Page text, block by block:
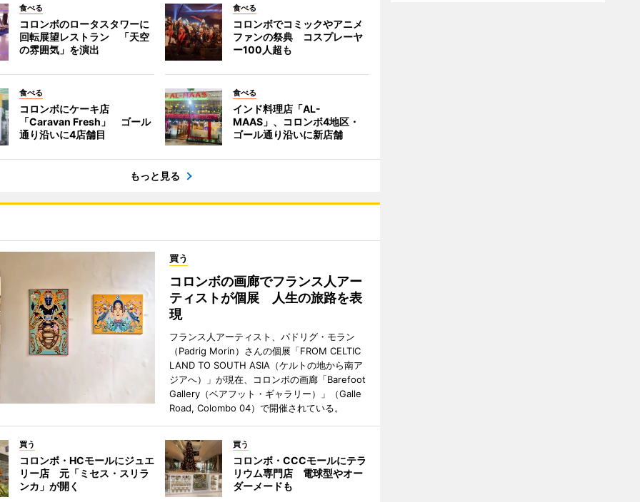
食べる
コロンボのロータスタワーに
回転展望レストラン 「天空
の雰囲気」を演出
食べる
コロンボでコミックやアニメ
ファンの祭典 コスプレーヤ
ー100人超も
食べる
コロンボにケーキ店
「Caravan Fresh」 ゴール
通り沿いに4店舗目
食べる
インド料理店「AL-
MAAS」、コロンボ4地区・
ゴール通り沿いに新店舗
もっと見る
買う
コロンボの画廊でフランス人アー
ティストが個展 人生の旅路を表
現
フランス人アーティスト、パドリグ・モラン
（Padrig Morin）さんの個展「FROM CELTIC
LAND TO SOUTH ASIA（ケルトの地から南ア
ジアへ）」が現在、コロンボの画廊「Barefoot
Gallery（ベアフット・ギャラリー）」（Galle
Road, Colombo 04）で開催されている。
買う
コロンボ・HCモールにジュエ
リー店 元「ミセス・スリラ
ンカ」が開く
買う
コロンボ・CCCモールにテラ
リウム専門店 電球型やオー
ダーメードも